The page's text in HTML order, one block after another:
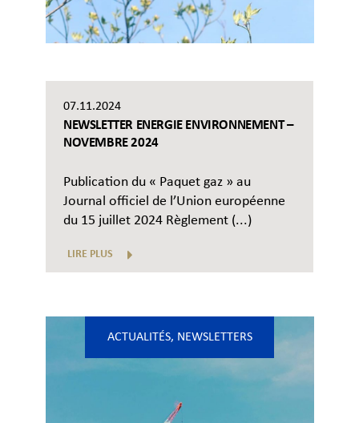
07.11.2024
NEWSLETTER ENERGIE ENVIRONNEMENT –
NOVEMBRE 2024
Publication du « Paquet gaz » au
Journal officiel de l’Union européenne
du 15 juillet 2024 Règlement (...)
LIRE PLUS
ACTUALITÉS, NEWSLETTERS